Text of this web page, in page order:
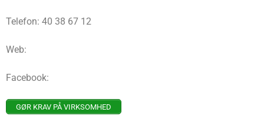
Telefon: 40 38 67 12
Web:
Facebook:
GØR KRAV PÅ VIRKSOMHED